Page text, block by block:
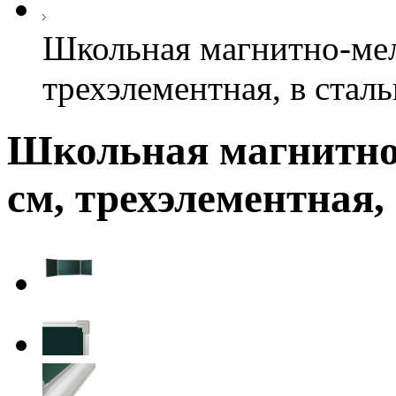
Школьная магнитно-
трехэлементная, в
Школьная
см,